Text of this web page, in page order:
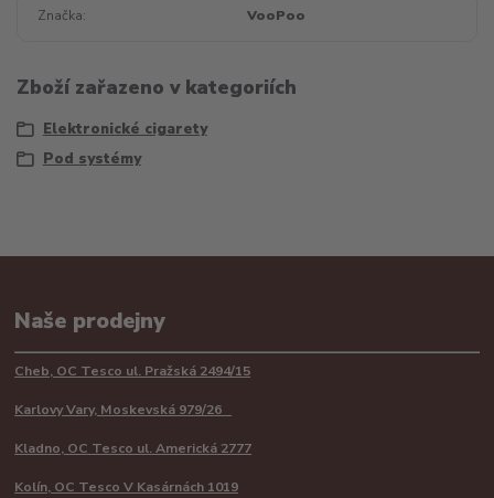
Značka VooPoo
Zboží zařazeno v kategoriích
Elektronické cigarety
Pod systémy
Naše prodejny
Cheb, OC Tesco ul. Pražská 2494/15
Karlovy Vary, Moskevská 979/26
Kladno, OC Tesco ul. Americká 2777
Kolín, OC Tesco V Kasárnách 1019